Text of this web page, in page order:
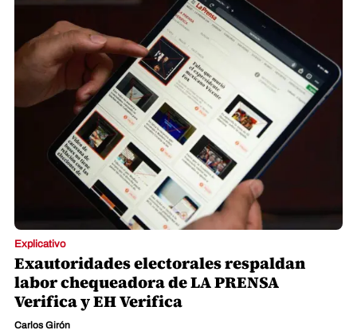
Explicativo
Exautoridades electorales respaldan
labor chequeadora de LA PRENSA
Verifica y EH Verifica
Carlos Girón